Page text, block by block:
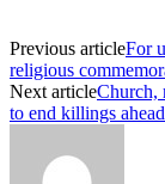
Previous articleFor
religious
Next articleChurch,
to end killings